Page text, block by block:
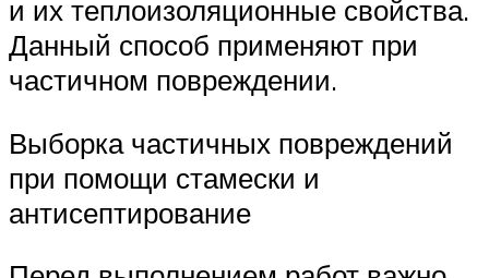
и их теплоизоляционные свойства.
Данный способ применяют при
частичном повреждении.
Выборка частичных повреждений
при помощи стамески и
антисептирование